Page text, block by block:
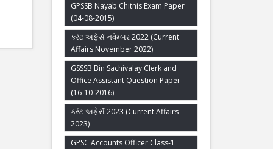
GPSSB Nayab Chitnis Exam Paper
(04-08-2015)
કરંટ અફેર્સ નવેમ્બર 2022 (Current
Affairs November 2022)
GSSSB Bin Sachivalay Clerk and
Office Assistant Question Paper
(16-10-2016)
કરંટ અફેર્સ 2023 (Current Affairs
2023)
GPSC Accounts Officer Class-1